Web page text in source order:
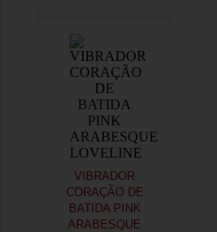
VIBRADOR
CORAÇÃO DE
BATIDA PINK
ARABESQUE